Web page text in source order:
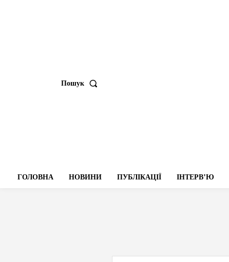
Пошук
ГОЛОВНА НОВИНИ ПУБЛІКАЦІЇ ІНТЕРВʼЮ